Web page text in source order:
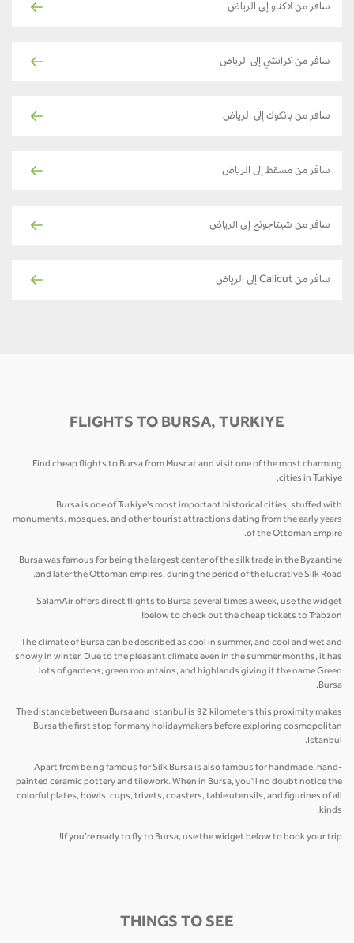
سافر من لاكناو إلى الرياض
سافر من كراتشي إلى الرياض
سافر من بانكوك إلى الرياض
سافر من مسقط إلى الرياض
سافر من شيتاجونج إلى الرياض
سافر من Calicut إلى الرياض
FLIGHTS TO BURSA, TURKIYE
Find cheap flights to Bursa from Muscat and visit one of the most charming
cities in Turkiye.
Bursa is one of Turkiye's most important historical cities, stuffed with
monuments, mosques, and other tourist attractions dating from the early years
of the Ottoman Empire.
Bursa was famous for being the largest center of the silk trade in the Byzantine
and later the Ottoman empires, during the period of the lucrative Silk Road.
SalamAir offers direct flights to Bursa several times a week, use the widget
below to check out the cheap tickets to Trabzon!
The climate of Bursa can be described as cool in summer, and cool and wet and
snowy in winter. Due to the pleasant climate even in the summer months, it has
lots of gardens, green mountains, and highlands giving it the name Green
Bursa.
The distance between Bursa and Istanbul is 92 kilometers this proximity makes
Bursa the first stop for many holidaymakers before exploring cosmopolitan
Istanbul.
Apart from being famous for Silk Bursa is also famous for handmade, hand-
painted ceramic pottery and tilework. When in Bursa, you'll no doubt notice the
colorful plates, bowls, cups, trivets, coasters, table utensils, and figurines of all
kinds.
If you’re ready to fly to Bursa, use the widget below to book your trip!
THINGS TO SEE